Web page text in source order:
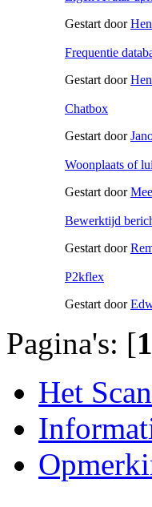
Gestart door
Frequentie
Gestart door
Chatbox
Gestart door
Woonplaats of
Gestart door
Bewerktijd
Gestart door
P2kflex
Gestart door
Pagina's: [1
Het